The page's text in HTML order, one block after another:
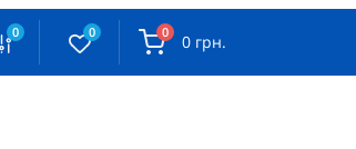
0 0 0 0 грн.